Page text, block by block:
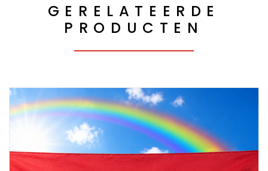
GERELATEERDE
PRODUCTEN